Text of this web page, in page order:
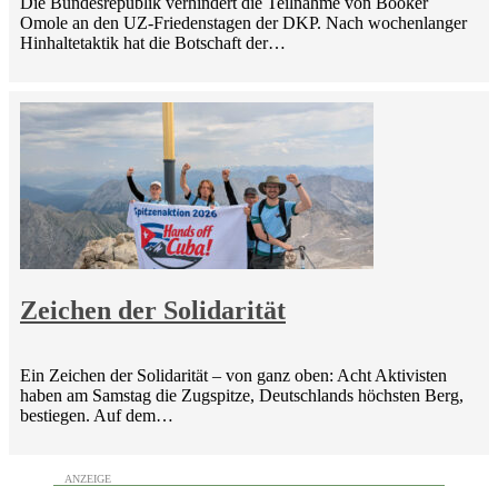
Omole an den UZ-Friedenstagen der DKP. Nach wochenlanger
Hinhaltetaktik hat die Botschaft der…
Zeichen der Solidarität
Ein Zeichen der Solidarität – von ganz oben: Acht Aktivisten
haben am Samstag die Zugspitze, Deutschlands höchsten Berg,
bestiegen. Auf dem…